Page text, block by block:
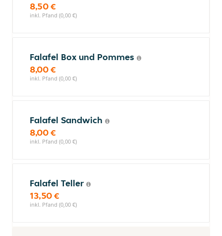
8,50 €
inkl. Pfand (0,00 €)
Falafel Box und Pommes
8,00 €
inkl. Pfand (0,00 €)
Falafel Sandwich
8,00 €
inkl. Pfand (0,00 €)
Falafel Teller
13,50 €
inkl. Pfand (0,00 €)